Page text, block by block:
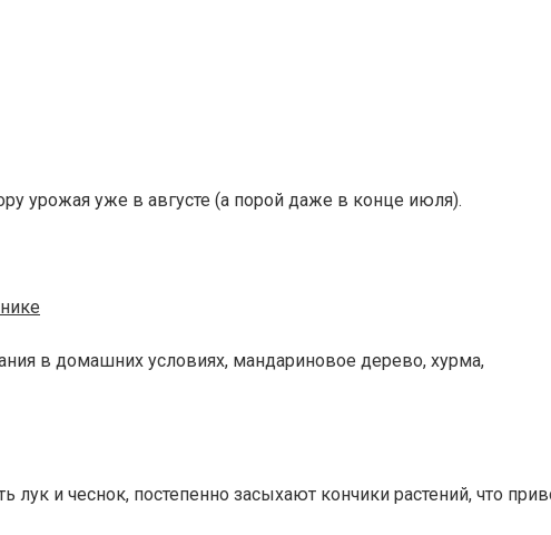
урожая уже в августе (а порой даже в конце июля).
в домашних условиях, мандариновое дерево, хурма,
и чеснок, постепенно засыхают кончики растений, что